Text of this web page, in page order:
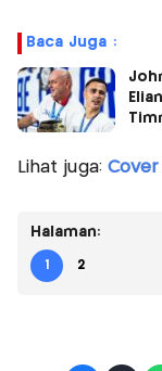
Baca Juga :
Lihat juga: Cover
Halaman:
1 2